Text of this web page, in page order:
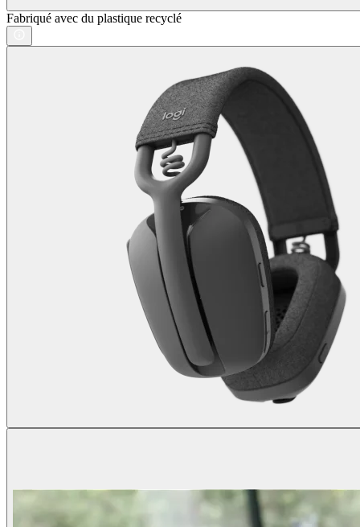
Fabriqué avec du plastique recyclé